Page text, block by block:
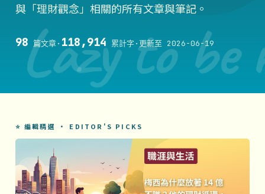
Lazy to be
與「理財觀念」相關的所有文章與筆記。
98 篇文章· 118,914 累計字 ·更新至 2026-06-19
⭐ 編輯精選 · EDITOR'S PICKS